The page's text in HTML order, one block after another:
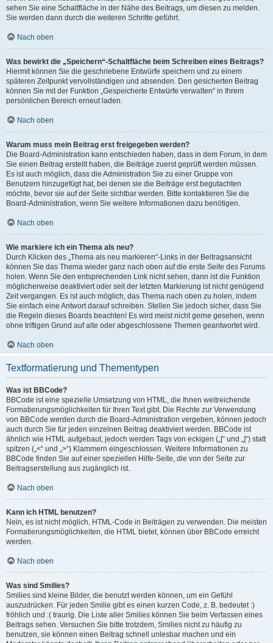
sehen Sie eine Schaltfläche in der Nähe des Beitrags, um diesen zu melden.
Sie werden dann durch die weiteren Schritte geführt.
Nach oben
Was bewirkt die „Speichern“-Schaltfläche beim Schreiben eines Beitrags?
Hiermit können Sie die geschriebene Entwürfe speichern und zu einem
späteren Zeitpunkt vervollständigen und absenden. Den gesicherten Beitrag
können Sie mit der Funktion „Gespeicherte Entwürfe verwalten“ in Ihrem
persönlichen Bereich erneut laden.
Nach oben
Warum muss mein Beitrag erst freigegeben werden?
Die Board-Administration kann entschieden haben, dass in dem Forum, in dem
Sie einen Beitrag erstellt haben, die Beiträge zuerst geprüft werden müssen.
Es ist auch möglich, dass die Administration Sie zu einer Gruppe von
Benutzern hinzugefügt hat, bei denen sie die Beiträge erst begutachten
möchte, bevor sie auf der Seite sichtbar werden. Bitte kontaktieren Sie die
Board-Administration, wenn Sie weitere Informationen dazu benötigen.
Nach oben
Wie markiere ich ein Thema als neu?
Durch Klicken des „Thema als neu markieren“-Links in der Beitragsansicht
können Sie das Thema wieder ganz nach oben auf die erste Seite des Forums
holen. Wenn Sie den entsprechenden Link nicht sehen, dann ist die Funktion
möglicherweise deaktiviert oder seit der letzten Markierung ist nicht genügend
Zeit vergangen. Es ist auch möglich, das Thema nach oben zu holen, indem
Sie einfach eine Antwort darauf schreiben. Stellen Sie jedoch sicher, dass Sie
die Regeln dieses Boards beachten! Es wird meist nicht gerne gesehen, wenn
ohne triftigen Grund auf alte oder abgeschlossene Themen geantwortet wird.
Nach oben
Textformatierung und Thementypen
Was ist BBCode?
BBCode ist eine spezielle Umsetzung von HTML, die Ihnen weitreichende
Formatierungsmöglichkeiten für Ihren Text gibt. Die Rechte zur Verwendung
von BBCode werden durch die Board-Administration vergeben, können jedoch
auch durch Sie für jeden einzelnen Beitrag deaktiviert werden. BBCode ist
ähnlich wie HTML aufgebaut, jedoch werden Tags von eckigen („[“ und „]“) statt
spitzen („<“ und „>“) Klammern eingeschlossen. Weitere Informationen zu
BBCode finden Sie auf einer speziellen Hilfe-Seite, die von der Seite zur
Beitragserstellung aus zugänglich ist.
Nach oben
Kann ich HTML benutzen?
Nein, es ist nicht möglich, HTML-Code in Beiträgen zu verwenden. Die meisten
Formatierungsmöglichkeiten, die HTML bietet, können über BBCode erreicht
werden.
Nach oben
Was sind Smilies?
Smilies sind kleine Bilder, die benutzt werden können, um ein Gefühl
auszudrücken. Für jeden Smilie gibt es einen kurzen Code, z. B. bedeutet :)
fröhlich und :( traurig. Die Liste aller Smilies können Sie beim Verfassen eines
Beitrags sehen. Versuchen Sie bitte trotzdem, Smilies nicht zu häufig zu
benutzen, sie können einen Beitrag schnell unlesbar machen und ein